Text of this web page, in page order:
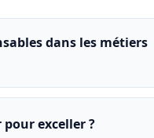
dans les métiers
exceller ?